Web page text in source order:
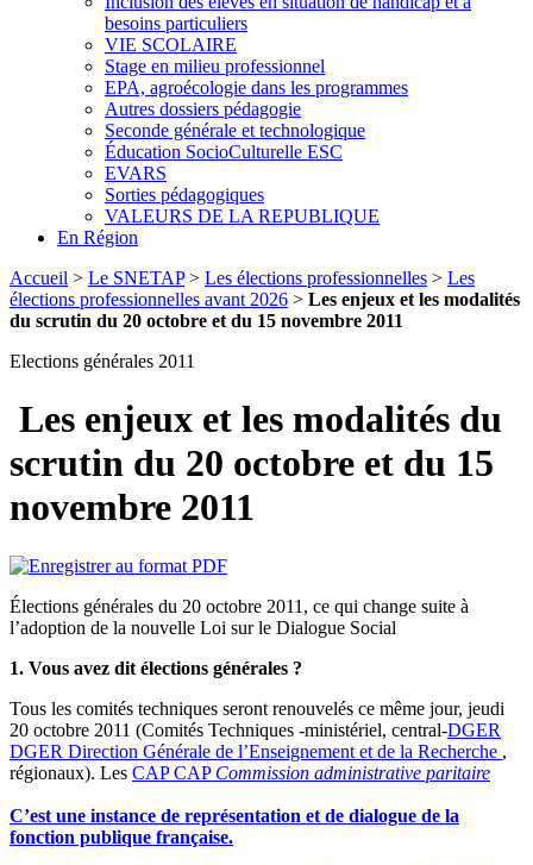
besoins particuliers
VIE SCOLAIRE
Stage en milieu professionnel
EPA, agroécologie dans les programmes
Autres dossiers pédagogie
Seconde générale et technologique
Éducation SocioCulturelle ESC
EVARS
Sorties pédagogiques
VALEURS DE LA REPUBLIQUE
En Région
Accueil > Le SNETAP> Les élections professionnelles > Les
élections professionnelles avant 2026 > Les enjeux et les modalités
du scrutin du 20 octobre et du 15 novembre 2011
Elections générales 2011
Les enjeux et les modalités du
scrutin du 20 octobre et du 15
novembre 2011
Élections générales du 20 octobre 2011, ce qui change suite à
l’adoption de la nouvelle Loi sur le Dialogue Social
1. Vous avez dit élections générales ?
Tous les comités techniques seront renouvelés ce même jour, jeudi
20 octobre 2011 (Comités Techniques -ministériel, central-DGER
DGER Direction Générale de l’Enseignement et de la Recherche ,
régionaux). Les CAP CAP Commission administrative paritaire
C’est une instance de représentation et de dialogue de la
fonction publique française.